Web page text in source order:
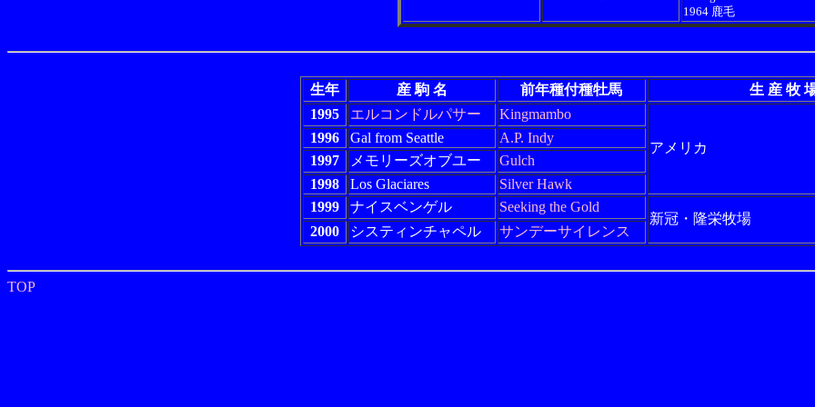
1964 鹿毛
生年 産 駒 名 前年種付種牡馬
生 産 牧
1995
エルコンドルパサー Kingmambo
アメリカ
1996 Gal from Seattle
A.P. Indy
1997
メモリーズオブユー
Gulch
1998
Los Glaciares
Silver Hawk
1999
ナイスベンゲル Seeking the Gold
新冠・隆栄牧場
2000
システィンチャペル サンデーサイレンス
TOP